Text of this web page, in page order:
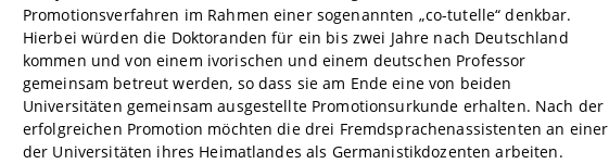
Promotionsverfahren im Rahmen einer sogenannten „co-tutelle“ denkbar.
Hierbei würden die Doktoranden für ein bis zwei Jahre nach Deutschland
kommen und von einem ivorischen und einem deutschen Professor
gemeinsam betreut werden, so dass sie am Ende eine von beiden
Universitäten gemeinsam ausgestellte Promotionsurkunde erhalten. Nach der
erfolgreichen Promotion möchten die drei Fremdsprachenassistenten an einer
der Universitäten ihres Heimatlandes als Germanistikdozenten arbeiten.